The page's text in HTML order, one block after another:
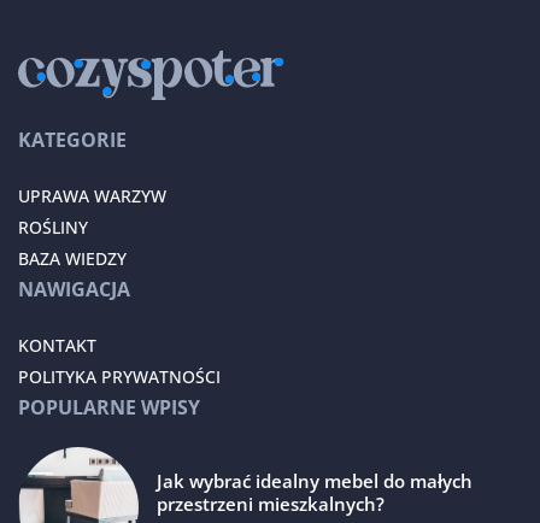
KATEGORIE
UPRAWA WARZYW
ROŚLINY
BAZA WIEDZY
NAWIGACJA
KONTAKT
POLITYKA PRYWATNOŚCI
POPULARNE WPISY
Jak wybrać idealny mebel do małych
przestrzeni mieszkalnych?